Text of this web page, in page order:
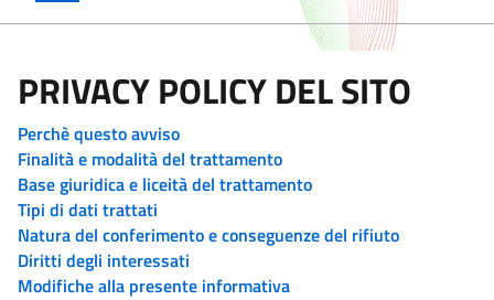
PRIVACY POLICY DEL SITO
Perchè questo avviso
Finalità e modalità del trattamento
Base giuridica e liceità del trattamento
Tipi di dati trattati
Natura del conferimento e conseguenze del rifiuto
Diritti degli interessati
Modifiche alla presente informativa